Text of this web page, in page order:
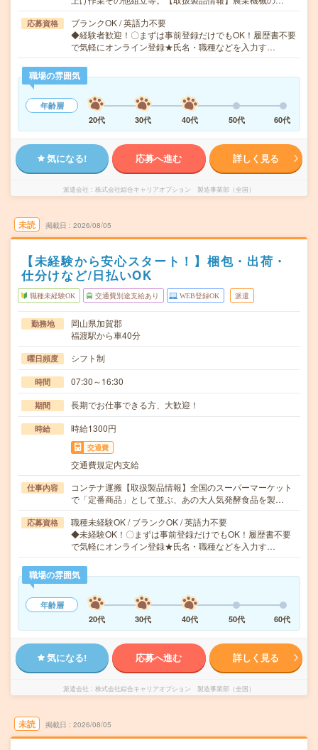
応募資格
ブランクOK / 英語力不要
◆経験者歓迎！〇まずは事前登録だけでもOK！履歴書不要
で気軽にオンライン登録★氏名・職種などを入力す…
職場の雰囲気
年齢層
20代
30代 40代 50代 60代
気になる! 応募へ進む 詳しく見る
派遣会社 株式会社綜合キャリアオプション 製造事業部（全国）
未読 掲載日 2026/08/05
【未経験から安心スタート！】梱包・出荷・
仕分けなど/日払いOK
職種未経験OK 交通費別途支給あり WEB登録OK 派遣
勤務地
岡山県加賀郡
福渡駅から車40分
曜日頻度 シフト制
時間 07:30～16:30
期間 長期でお仕事できる方、大歓迎！
時給 時給1300円
交通費
交通費規定内支給
仕事内容
コンテナ運搬【取扱製品情報】全国のスーパーマーケット
で「定番商品」として並ぶ、あの大人気発酵食品を製…
応募資格
職種未経験OK / ブランクOK / 英語力不要
◆未経験OK！〇まずは事前登録だけでもOK！履歴書不要
で気軽にオンライン登録★氏名・職種などを入力す…
職場の雰囲気
年齢層
20代
30代 40代 50代 60代
気になる! 応募へ進む 詳しく見る
派遣会社 株式会社綜合キャリアオプション 製造事業部（全国）
未読 掲載日 2026/08/05